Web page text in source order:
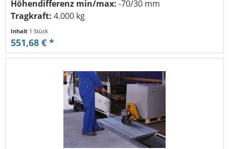
Höhendifferenz min/max: -70/30 mm
Tragkraft: 4.000 kg
Inhalt 1 Stück
551,68 € *